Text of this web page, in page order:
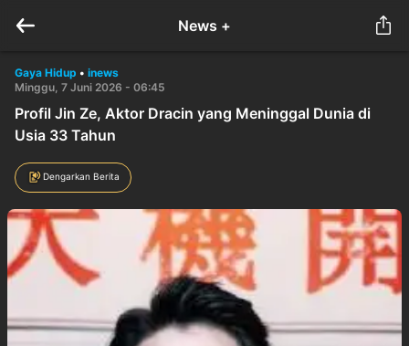
News +
Gaya Hidup • inews
Minggu, 7 Juni 2026 - 06:45
Profil Jin Ze, Aktor Dracin yang Meninggal Dunia di
Usia 33 Tahun
Dengarkan Berita